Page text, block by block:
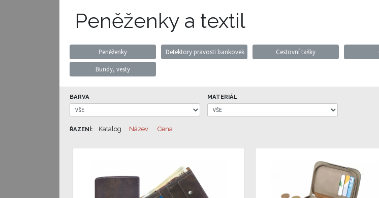
Peněženky a textil
Peněženky Detektory pravosti bankovek Cestovní tašky
Bundy, vesty
BARVA MATERIÁL
ŘAZENÍ: Katalog Název Cena